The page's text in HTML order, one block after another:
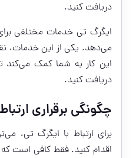
دریافت کنید.
ایگرگ تی خدمات مختلفی
می‌دهد. یکی از این خدمات،
این کار به شما کمک می‌کند
دریافت کنید.
چگونگی برقراری
برای ارتباط با ایگرگ تی،
اقدام کنید. فقط کافی است